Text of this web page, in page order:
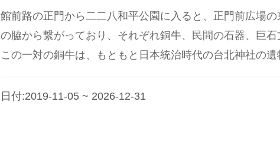
館前路の正門から二二八和平公園に入ると、正門前広場
の脇から繋がっており、それぞれ銅牛、民間の石器、巨
この一対の銅牛は、もともと日本統治時代の台北神社の
日付:2019-11-05 ~ 2026-12-31